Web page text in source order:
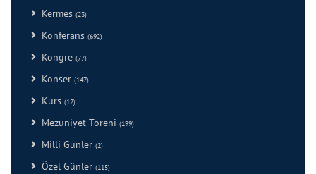
Kermes (23)
Konferans (692)
Kongre (77)
Konser (147)
Kurs (12)
Mezuniyet Töreni (199)
Milli Günler (2)
Özel Günler (115)